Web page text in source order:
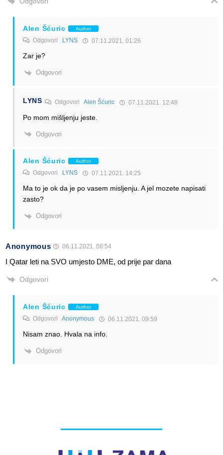
Alen Šćuric Author
Odgovori LYNS 07.11.2021. 01:26
Zar je?
Odgovori
LYNS Odgovori Alen Šćuric 07.11.2021. 12:48
Po mom mišljenju jeste.
Odgovori
Alen Šćuric Author
Odgovori LYNS 07.11.2021. 14:25
Ma to je ok da je po vasem misljenju. A jel mozete napisati
zasto?
Odgovori
Anonymous 06.11.2021. 06:54
I Qatar leti na SVO umjesto DME, od prije par dana
Odgovori
Alen Šćuric Author
Odgovori Anonymous 06.11.2021. 09:59
Nisam znao. Hvala na info.
Odgovori